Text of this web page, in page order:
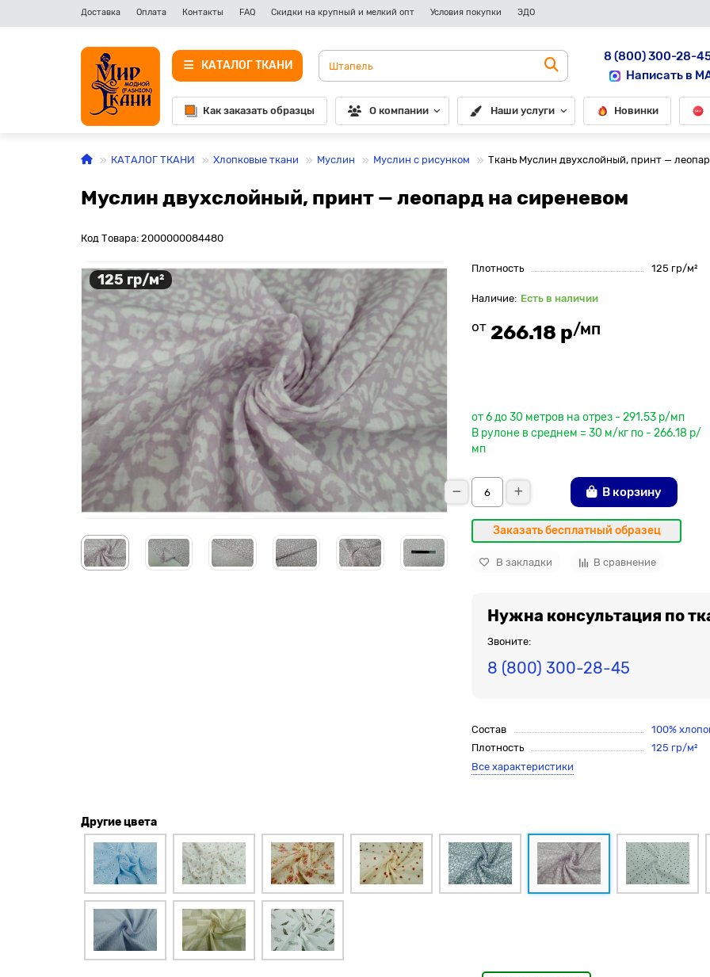
Доставка Оплата Контакты FAQ Скидки на крупный и мелкий опт Условия покупки ЭДО
КАТАЛОГ ТКАНИ
8 (800) 300-28-
Написать в
Как заказать образцы О компании Наши услуги Новинки
КАТАЛОГ ТКАНИ Хлопковые ткани Муслин Муслин с рисунком Ткань Муслин двухслойный, принт —
Муслин двухслойный, принт — леопард на сиреневом
Код Товара: 2000000084480
125 гр/м²
Плотность 125 гр/м²
Есть в наличии
от 266.18 р/мп
от 6 до 30 метров на отрез - 291.53 р/мп
В рулоне в среднем = 30 м/кг по - 266.18 р/
мп
В корзину
Заказать бесплатный образец
В закладки В сравнение
Нужна консультация по
Звоните:
8 (800) 300-28-45
Состав
100%
Плотность
125 гр/м²
Все характеристики
Другие цвета